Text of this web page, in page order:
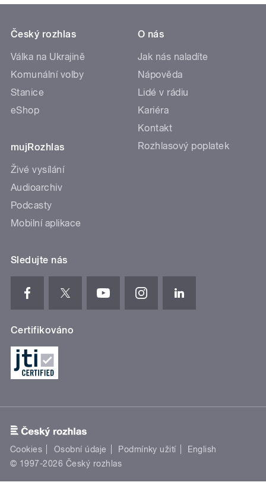
Český rozhlas
Válka na Ukrajině
Komunální volby
Stanice
eShop
mujRozhlas
Živé vysílání
Audioarchiv
Podcasty
Mobilní aplikace
O nás
Jak nás naladíte
Nápověda
Lidé v rádiu
Kariéra
Kontakt
Rozhlasový poplatek
Sledujte nás
Certifikováno
Cookies Osobní údaje Podmínky užití
English
© 1997-2026 Český rozhlas